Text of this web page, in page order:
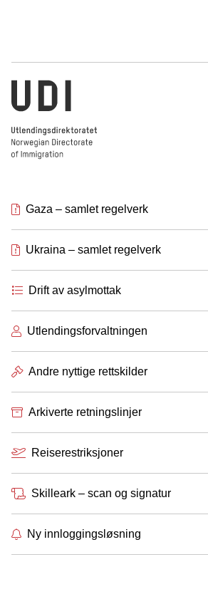
Utlendingsdirektoratet
Gaza – samlet regelverk
Ukraina – samlet regelverk
Drift av asylmottak
Utlendingsforvaltningen
Andre nyttige rettskilder
Arkiverte retningslinjer
Reiserestriksjoner
Skilleark – scan og signatur
Ny innloggingsløsning